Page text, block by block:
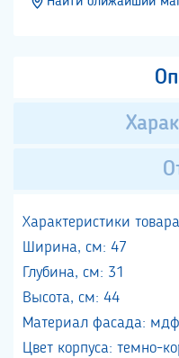
Характеристики
Ширина, см: 47
Глубина, см: 31
Высота, см: 44
Материал фасада: мдф
Цвет корпуса: темно-